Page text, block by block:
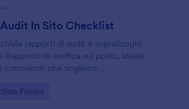
In Sito Checklist
rapporti di audit e sopralluoghi
Rapporto di verifica sul posto, ideale
consulenti che vogliono
Forms